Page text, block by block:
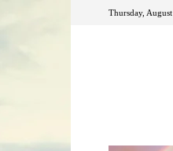
Thursday,